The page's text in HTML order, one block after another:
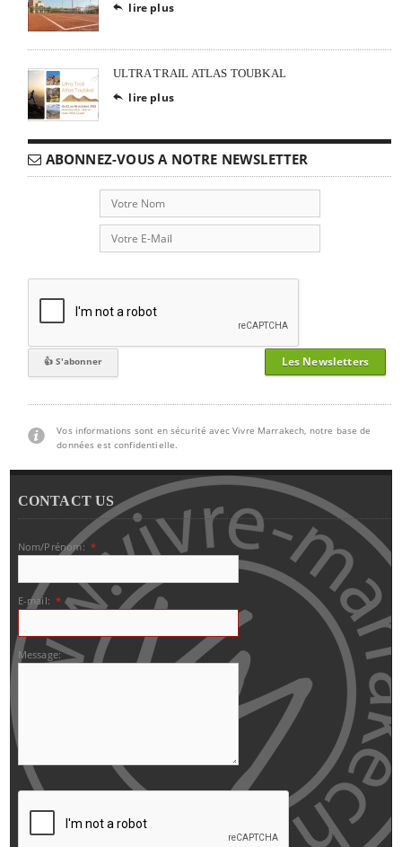
 lire plus
ULTRA TRAIL ATLAS TOUBKAL
 lire plus
ABONNEZ-VOUS A NOTRE NEWSLETTER
Les Newsletters
Vos informations sont en sécurité avec Vivre Marrakech, notre base de
données est confidentielle.
CONTACT US
Nom/Prénom: *
E-mail: *
Message: